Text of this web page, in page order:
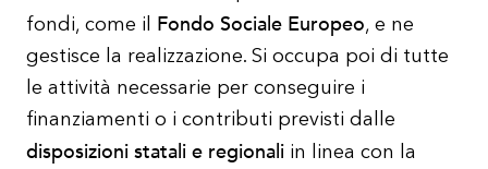
fondi, come il Fondo Sociale Europeo, e ne
gestisce la realizzazione. Si occupa poi di tutte
le attività necessarie per conseguire i
finanziamenti o i contributi previsti dalle
disposizioni statali e regionali in linea con la